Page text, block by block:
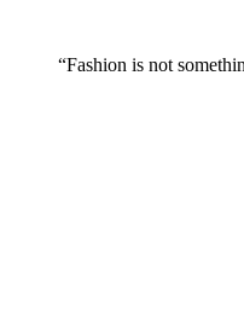
“Fashion is not